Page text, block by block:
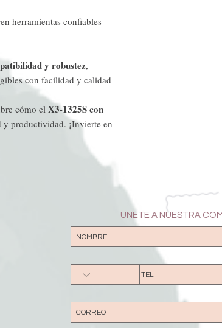
herramientas confiables
y robustez,
con facilidad y calidad
cómo el X3-1325S con
productividad. ¡Invierte en
UNETE A NUESTRA